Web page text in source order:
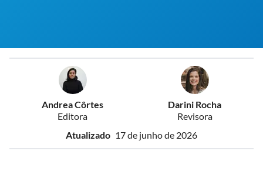
Andrea Côrtes
Editora
Darini Rocha
Revisora
Atualizado 17 de junho de 2026